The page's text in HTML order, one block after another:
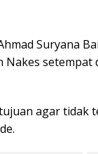
Suryana
Nakes
agar tidak